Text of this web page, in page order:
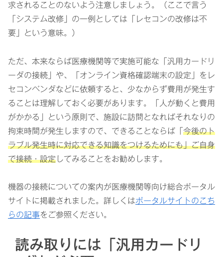
求されることのないよう注意しましょう。（ここで言う
「システム改修」の一例としては「レセコンの改修は不
要」という意味。）
ただ、本来ならば医療機関等で実施可能な「汎用カードリ
ーダの接続」や、「オンライン資格確認端末の設定」をレ
セコンベンダなどに依頼すると、少なからず費用が発生す
ることは理解しておく必要があります。「人が動くと費用
がかかる」という原則で、施設に訪問となればそれなりの
拘束時間が発生しますので、できることならば「 今後のト
ラブル発生時に対応できる知識をつけるためにも」ご自身
で接続・設定 してみることをお勧めします。
機器の接続についての案内が医療機関等向け総合ポータル
サイトに掲載されました。詳しくはポータルサイトのこち
らの記事をご参照ください。
読み取りには「汎用カードリ